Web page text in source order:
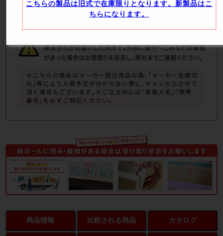
商品情報 比較される商品 カタログ
こちらの製品は旧式で在庫限りとなります。新製品はこ
ちらになります。